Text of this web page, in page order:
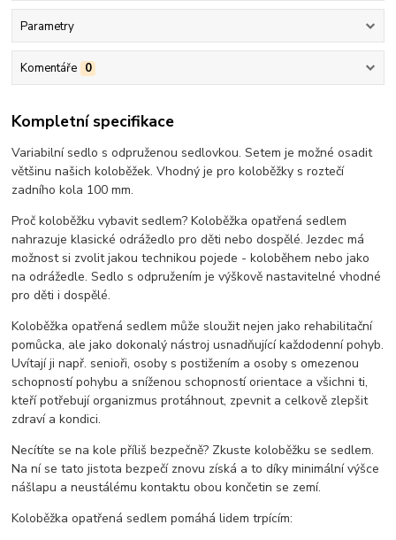
Parametry
Komentáře 0
Kompletní specifikace
Variabilní sedlo s odpruženou sedlovkou. Setem je možné osadit
většinu našich koloběžek. Vhodný je pro koloběžky s roztečí
zadního kola 100 mm.
Proč koloběžku vybavit sedlem? Koloběžka opatřená sedlem
nahrazuje klasické odrážedlo pro děti nebo dospělé. Jezdec má
možnost si zvolit jakou technikou pojede - koloběhem nebo jako
na odrážedle. Sedlo s odpružením je výškově nastavitelné vhodné
pro děti i dospělé.
Koloběžka opatřená sedlem může sloužit nejen jako rehabilitační
pomůcka, ale jako dokonalý nástroj usnadňující každodenní pohyb.
Uvítají ji např. senioři, osoby s postižením a osoby s omezenou
schopností pohybu a sníženou schopností orientace a všichni ti,
kteří potřebují organizmus protáhnout, zpevnit a celkově zlepšit
zdraví a kondici.
Necítíte se na kole příliš bezpečně? Zkuste koloběžku se sedlem.
Na ní se tato jistota bezpečí znovu získá a to díky minimální výšce
nášlapu a neustálému kontaktu obou končetin se zemí.
Koloběžka opatřená sedlem pomáhá lidem trpícím: